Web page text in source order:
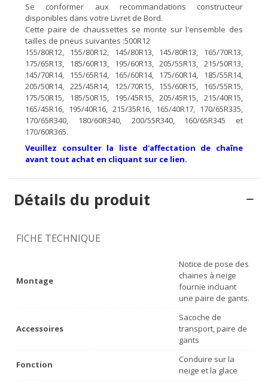
Se conformer aux recommandations constructeur
disponibles dans votre Livret de Bord.
Cette paire de chaussettes se monte sur l'ensemble des
tailles de pneus suivantes :500R12
155/80R12, 155/80R12, 145/80R13, 145/80R13, 165/70R13,
175/65R13, 185/60R13, 195/60R13, 205/55R13, 215/50R13,
145/70R14, 155/65R14, 165/60R14, 175/60R14, 185/55R14,
205/50R14, 225/45R14, 125/70R15, 155/60R15, 165/55R15,
175/50R15, 185/50R15, 195/45R15, 205/45R15, 215/40R15,
165/45R16, 195/40R16, 215/35R16, 165/40R17, 170/65R335,
170/65R340, 180/60R340, 200/55R340, 160/65R345 et
170/60R365.
Veuillez consulter la liste d'affectation de chaîne
avant tout achat en cliquant sur ce lien.
Détails du produit
FICHE TECHNIQUE
Montage
Notice de pose des
chaines à neige
fournie incluant
une paire de gants.
Accessoires
Sacoche de
transport, paire de
gants
Fonction
Conduire sur la
neige et la glace